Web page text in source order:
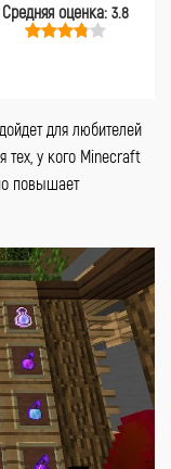
Средняя оценка: 3.8
для любителей
тех, у кого Minecraft
повышает